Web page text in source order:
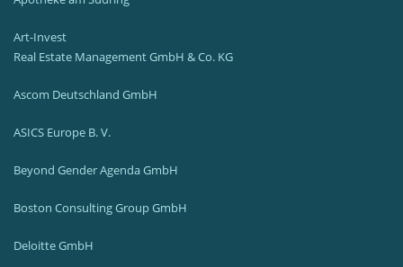
Art-Invest
Real Estate Management GmbH & Co. KG
Ascom Deutschland GmbH
ASICS Europe B. V.
Beyond Gender Agenda GmbH
Boston Consulting Group GmbH
Deloitte GmbH